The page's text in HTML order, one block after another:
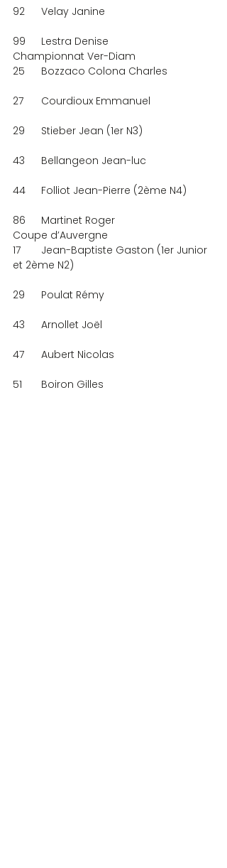
92	Velay Janine
99	Lestra Denise
Championnat Ver-Diam
25	Bozzaco Colona Charles
27	Courdioux Emmanuel
29	Stieber Jean (1er N3)
43	Bellangeon Jean-luc
44	Folliot Jean-Pierre (2ème N4)
86	Martinet Roger
Coupe d’Auvergne
17	Jean-Baptiste Gaston (1er Junior
et 2ème N2)
29	Poulat Rémy
43	Arnollet Joël
47	Aubert Nicolas
51	Boiron Gilles